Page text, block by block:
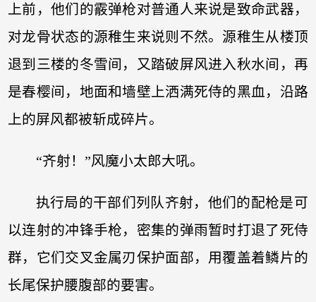
上前，他们的霰弹枪对普通人来说是致命武器，
对龙骨状态的源稚生来说则不然。源稚生从楼顶
退到三楼的冬雪间，又踏破屏风进入秋水间，再
是春樱间，地面和墙壁上洒满死侍的黑血，沿路
上的屏风都被斩成碎片。
“齐射！”风魔小太郎大吼。
执行局的干部们列队齐射，他们的配枪是可
以连射的冲锋手枪，密集的弹雨暂时打退了死侍
群，它们交叉金属刃保护面部，用覆盖着鳞片的
长尾保护腰腹部的要害。